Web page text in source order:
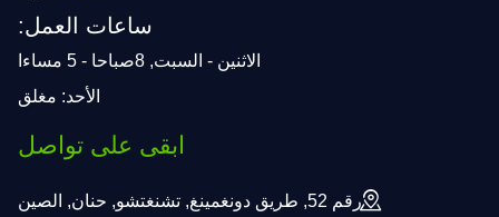
ساعات العمل:
الاثنين - السبت, 8صباحا - 5 مساءا
الأحد: مغلق
ابقى على تواصل
رقم 52, طريق دونغمينغ, تشنغتشو, حنان, الصين